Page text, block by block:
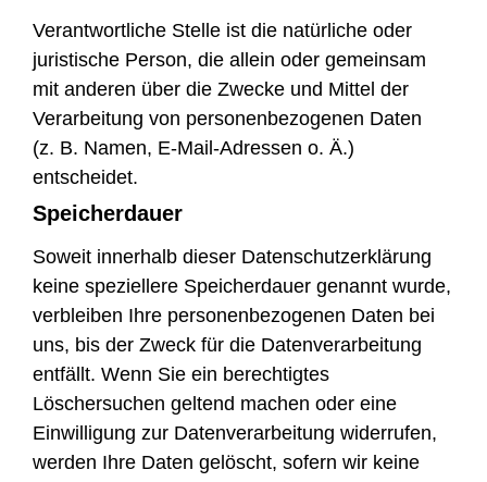
Verantwortliche Stelle ist die natürliche oder
juristische Person, die allein oder gemeinsam
mit anderen über die Zwecke und Mittel der
Verarbeitung von personenbezogenen Daten
(z. B. Namen, E-Mail-Adressen o. Ä.)
entscheidet.
Speicherdauer
Soweit innerhalb dieser Datenschutzerklärung
keine speziellere Speicherdauer genannt wurde,
verbleiben Ihre personenbezogenen Daten bei
uns, bis der Zweck für die Datenverarbeitung
entfällt. Wenn Sie ein berechtigtes
Löschersuchen geltend machen oder eine
Einwilligung zur Datenverarbeitung widerrufen,
werden Ihre Daten gelöscht, sofern wir keine